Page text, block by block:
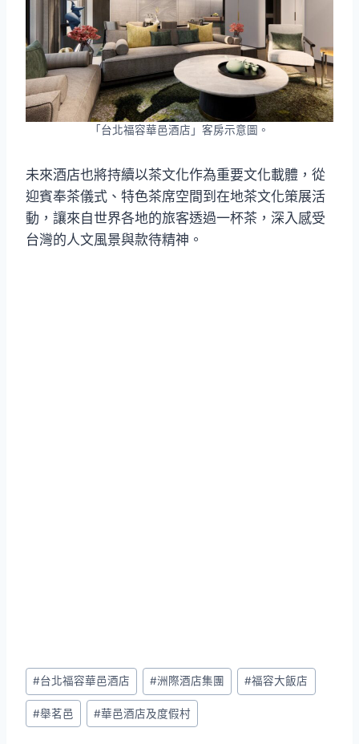
「台北福容華邑酒店」客房示意圖。
未來酒店也將持續以茶文化作為重要文化載體，從
迎賓奉茶儀式、特色茶席空間到在地茶文化策展活
動，讓來自世界各地的旅客透過一杯茶，深入感受
台灣的人文風景與款待精神。
Post
Tags:
#台北福容華邑酒店 #洲際酒店集團 #福容大飯店
#舉茗邑 #華邑酒店及度假村